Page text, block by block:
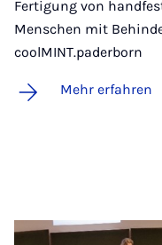
Fertigung von
Menschen mit
coolMINT.paderborn
Mehr erfahren